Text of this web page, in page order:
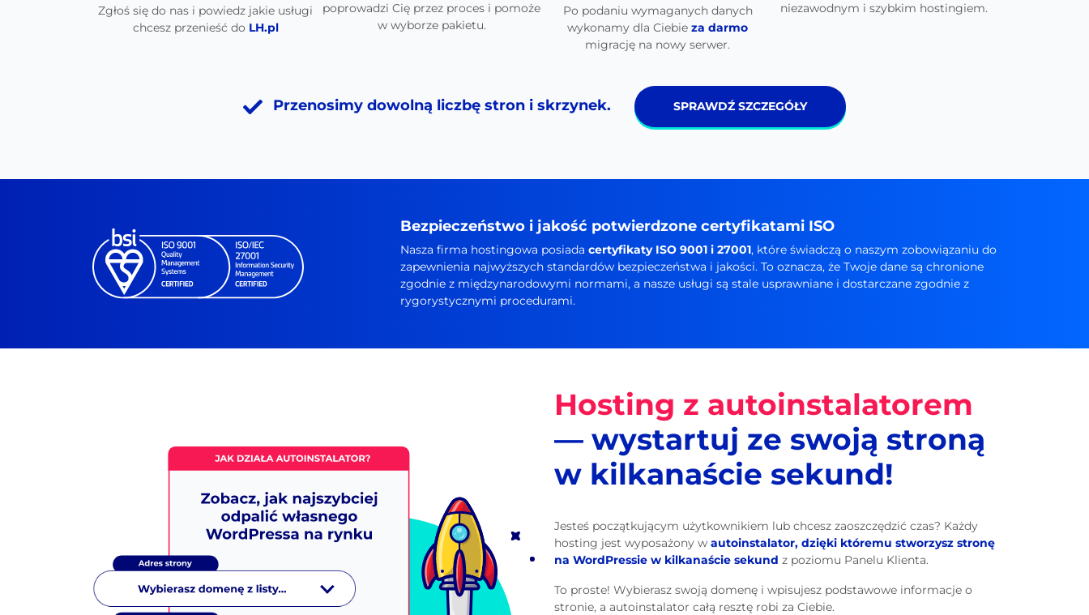
Zgłoś się do nas i powiedz jakie usługi
chcesz przenieść do LH.pl
poprowadzi Cię przez proces i pomoże
w wyborze pakietu.
Po podaniu wymaganych danych
wykonamy dla Ciebie za darmo
migrację na nowy serwer.
niezawodnym i szybkim hostingiem.
Przenosimy dowolną liczbę stron i skrzynek. SPRAWDŹ SZCZEGÓŁY
Bezpieczeństwo i jakość potwierdzone certyfikatami ISO
Nasza firma hostingowa posiada certyfikaty ISO 9001 i 27001, które świadczą o naszym zobowiązaniu do
zapewnienia najwyższych standardów bezpieczeństwa i jakości. To oznacza, że Twoje dane są chronione
zgodnie z międzynarodowymi normami, a nasze usługi są stale usprawniane i dostarczane zgodnie z
rygorystycznymi procedurami.
Hosting z autoinstalatorem
— wystartuj ze swoją stroną
w kilkanaście sekund!
Jesteś początkującym użytkownikiem lub chcesz zaoszczędzić czas? Każdy
hosting jest wyposażony w autoinstalator, dzięki któremu stworzysz stronę
na WordPressie w kilkanaście sekund z poziomu Panelu Klienta.
To proste! Wybierasz swoją domenę i wpisujesz podstawowe informacje o
stronie, a autoinstalator całą resztę robi za Ciebie.